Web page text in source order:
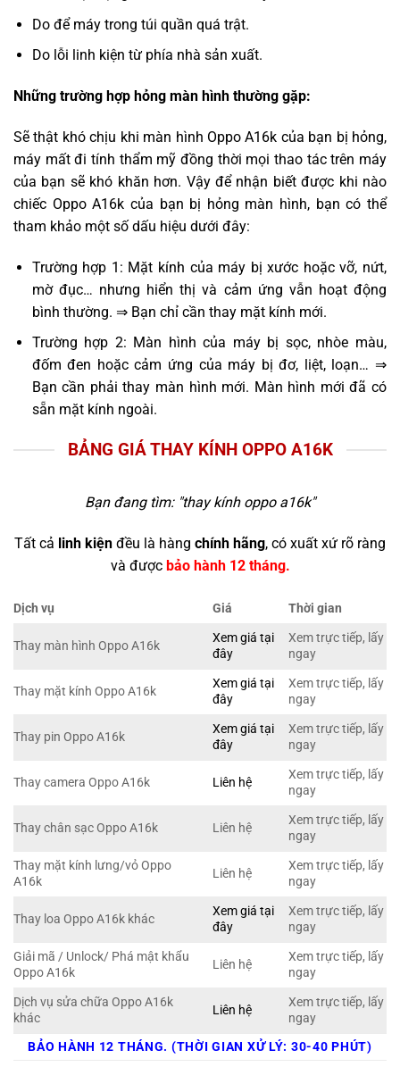
Do để máy trong túi quần quá trật.
Do lỗi linh kiện từ phía nhà sản xuất.
Những trường hợp hỏng màn hình thường gặp:
Sẽ thật khó chịu khi màn hình Oppo A16k của bạn bị hỏng,
máy mất đi tính thẩm mỹ đồng thời mọi thao tác trên máy
của bạn sẽ khó khăn hơn. Vậy để nhận biết được khi nào
chiếc Oppo A16k của bạn bị hỏng màn hình, bạn có thể
tham khảo một số dấu hiệu dưới đây:
Trường hợp 1: Mặt kính của máy bị xước hoặc vỡ, nứt,
mờ đục… nhưng hiển thị và cảm ứng vẫn hoạt động
bình thường. ⇒ Bạn chỉ cần thay mặt kính mới.
Trường hợp 2: Màn hình của máy bị sọc, nhòe màu,
đốm đen hoặc cảm ứng của máy bị đơ, liệt, loạn… ⇒
Bạn cần phải thay màn hình mới. Màn hình mới đã có
sẵn mặt kính ngoài.
BẢNG GIÁ THAY KÍNH OPPO A16K
Bạn đang tìm: "thay kính oppo a16k"
Tất cả linh kiện đều là hàng chính hãng, có xuất xứ rõ ràng
và được bảo hành 12 tháng.
Dịch vụ Giá Thời gian
Thay màn hình Oppo A16k
Xem giá tại
đây
Xem trực tiếp, lấy
ngay
Thay mặt kính Oppo A16k
Xem giá tại
đây
Xem trực tiếp, lấy
ngay
Thay pin Oppo A16k
Xem giá tại
đây
Xem trực tiếp, lấy
ngay
Thay camera Oppo A16k Liên hệ
Xem trực tiếp, lấy
ngay
Thay chân sạc Oppo A16k Liên hệ
Xem trực tiếp, lấy
ngay
Thay mặt kính lưng/vỏ Oppo
A16k
Liên hệ
Xem trực tiếp, lấy
ngay
Thay loa Oppo A16k khác
Xem giá tại
đây
Xem trực tiếp, lấy
ngay
Giải mã / Unlock/ Phá mật khẩu
Oppo A16k
Liên hệ
Xem trực tiếp, lấy
ngay
Dịch vụ sửa chữa Oppo A16k
khác
Liên hệ
Xem trực tiếp, lấy
ngay
BẢO HÀNH 12 THÁNG. (THỜI GIAN XỬ LÝ: 30-40 PHÚT)